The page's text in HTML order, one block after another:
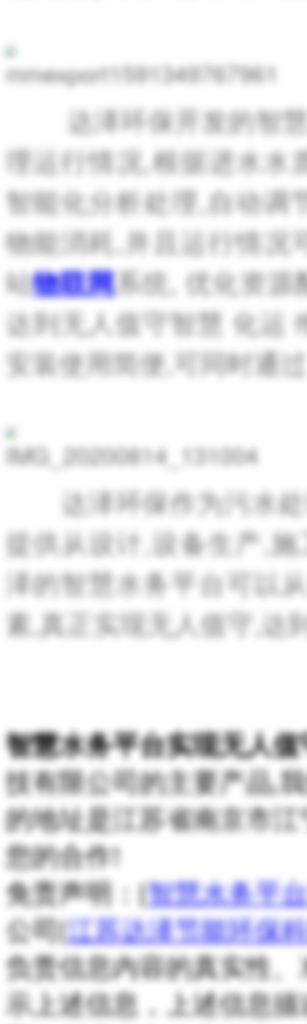
达泽环保开发的智
理运行情况,根据进水水
智能化分析处理,自动调
物能消耗 ,并且运行情况
站物联网系统, 优化资源
达到无人值守智慧 化运
安装使用简便,可同时通过
达泽环保作为污水处
提供从设计,设备生产,
泽的智慧水务平台可以
素,真正实现无人值守,达
智慧水务平台实现无人值
技有限公司的主要产品,
的地址是江苏省南京市
您的合作!
免责声明：[ 智慧水务平
公司[江苏达泽节能环保
负责信息内容的真实性
示上述信息，上述信息